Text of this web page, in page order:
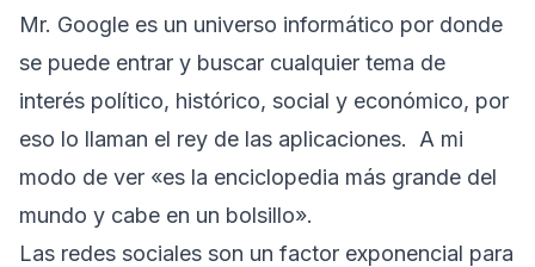
Mr. Google es un universo informático por donde
se puede entrar y buscar cualquier tema de
interés político, histórico, social y económico, por
eso lo llaman el rey de las aplicaciones. A mi
modo de ver «es la enciclopedia más grande del
mundo y cabe en un bolsillo».
Las redes sociales son un factor exponencial para